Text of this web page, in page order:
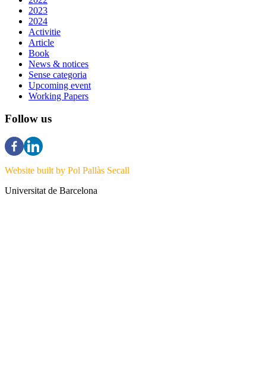
2023
2024
Activitie
Article
Book
News & notices
Sense categoria
Upcoming event
Working Papers
Follow us
Website built by Pol Pallàs Secall
Universitat de Barcelona